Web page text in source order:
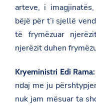
arteve, i
bëjë për t’i sjellë
të frymëzuar
njerëzit duhen
Kryeministri Edi Rama:
ndaj me ju
nuk jam mësuar ta